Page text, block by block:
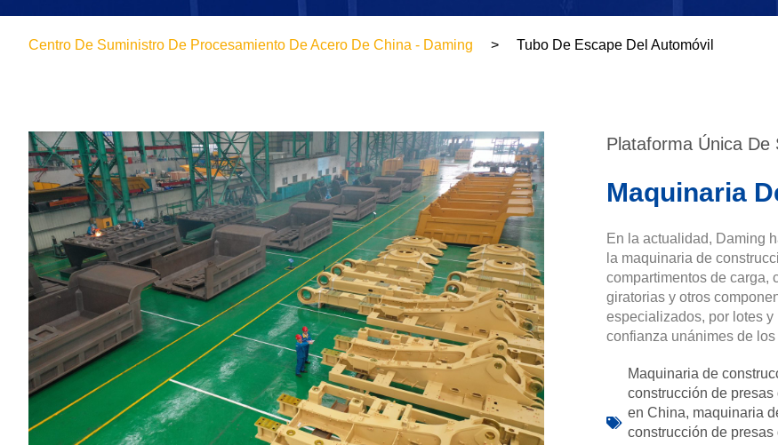
Centro De Suministro De Procesamiento De Acero De China - Daming Tubo De Escape Del Automóvil
Plataforma Única De
Maquinaria
En la actualidad, Daming
la maquinaria de
compartimentos de carga,
giratorias y otros
especializados, por lotes
confianza unánimes de los
Maquinaria de
construcción de presas
en China, maquinaria
construcción de